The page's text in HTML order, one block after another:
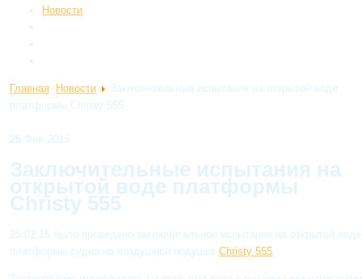
Новости
Главная Новости
Заключительные испытания на открытой воде
платформы Christy 555
26 Фев 2015
Заключительные испытания на
открытой воде платформы
Christy 555
25.02.15 было проведено заключительное испытание на открытой воде
платформы судна на воздушной подушкеChristy 555